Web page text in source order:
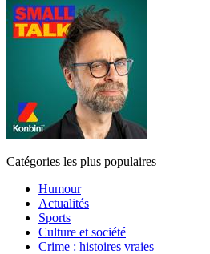
Catégories les plus populaires
Humour
Actualités
Sports
Culture et société
Crime : histoires vraies